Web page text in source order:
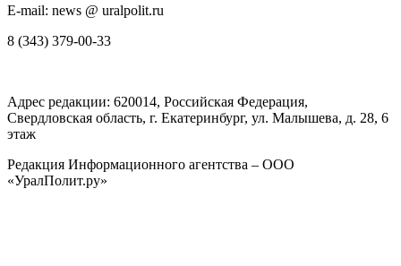
E-mail: news @ uralpolit.ru
8 (343) 379-00-33
Адрес редакции: 620014, Российская Федерация,
Свердловская область, г. Екатеринбург, ул. Малышева, д. 28, 6
этаж
Редакция Информационного агентства – ООО
«УралПолит.ру»